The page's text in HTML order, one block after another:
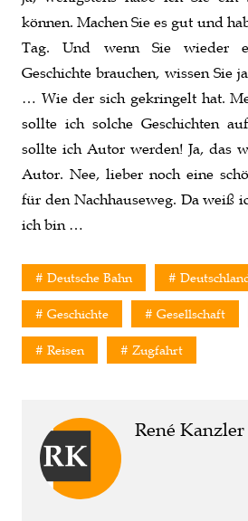
können. Machen Sie es gut und
Tag. Und wenn Sie wieder
Geschichte brauchen, wissen Sie
… Wie der sich gekringelt hat.
sollte ich solche Geschichten
sollte ich Autor werden! Ja, das
Autor. Nee, lieber noch eine
für den Nachhauseweg. Da weiß
ich bin …
Deutsche Bahn
Geschichte Gesellschaft
Reisen Zugfahrt
René Kanzler